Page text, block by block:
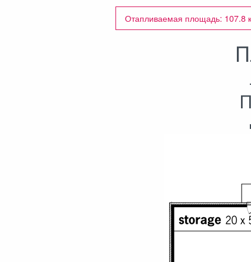
Отапливаемая площадь: 107.8